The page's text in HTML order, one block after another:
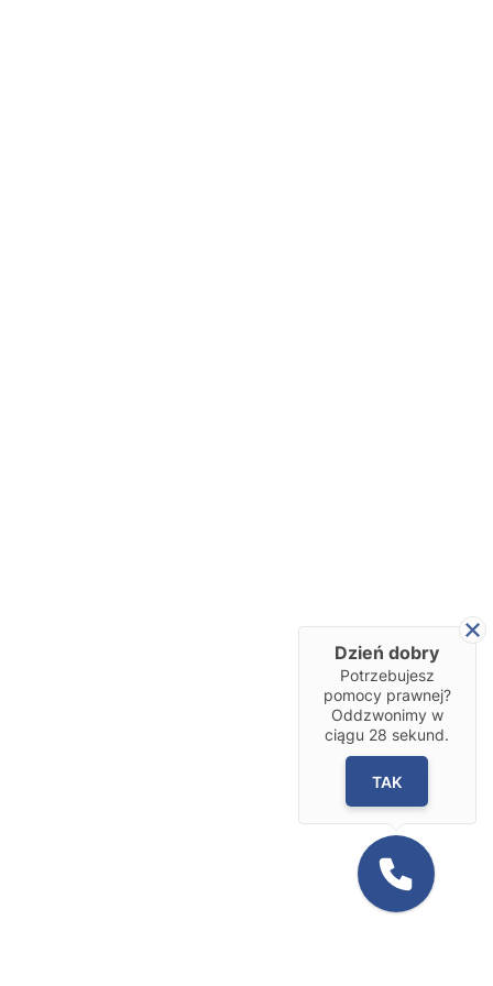
Dzień dobry
Potrzebujesz
pomocy prawnej?
Oddzwonimy w
ciągu 28 sekund.
TAK